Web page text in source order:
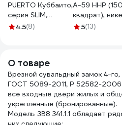
PUERTO Куббаито,
серия SLIM,
черный INAL 541-
4.5(8)
A-59 HHP (150
квадрат),
перфорацией
5(13)
О товаре
Врезной сувальдный замок 4-
ГОСТ 5089-2011, Р 52582-2006
все входные двери жилых и
укрепленные (бронированные).
Модель ЗВ8 341.1.1 обладает